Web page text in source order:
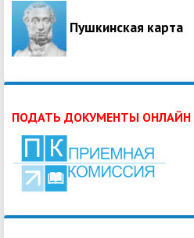
Пушкинская карта
ПОДАТЬ ДОКУМЕНТЫ ОНЛАЙН